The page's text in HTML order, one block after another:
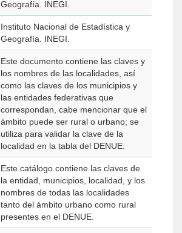
Geografía. INEGI.
Instituto Nacional de Estadística y
Geografía. INEGI.
Este documento contiene las claves y
los nombres de las localidades, así
como las claves de los municipios y
las entidades federativas que
correspondan, cabe mencionar que el
ámbito puede ser rural o urbano; se
utiliza para validar la clave de la
localidad en la tabla del DENUE.
Este catálogo contiene las claves de
la entidad, municipios, localidad, y los
nombres de todas las localidades
tanto del ámbito urbano como rural
presentes en el DENUE.